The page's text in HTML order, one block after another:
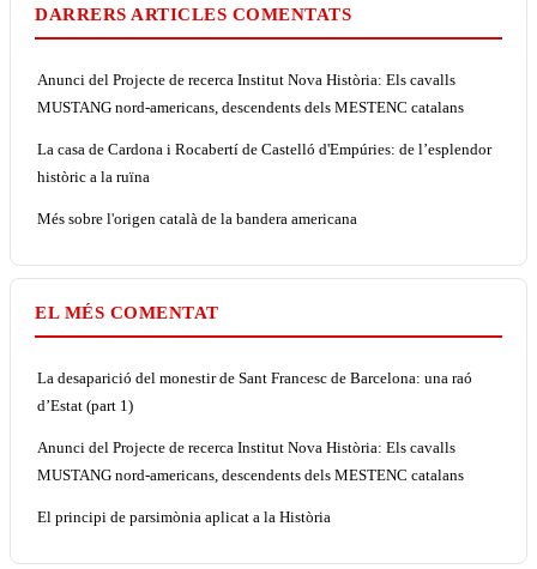
DARRERS ARTICLES COMENTATS
Anunci del Projecte de recerca Institut Nova Història: Els cavalls
MUSTANG nord-americans, descendents dels MESTENC catalans
La casa de Cardona i Rocabertí de Castelló d'Empúries: de l’esplendor
històric a la ruïna
Més sobre l'origen català de la bandera americana
EL MÉS COMENTAT
La desaparició del monestir de Sant Francesc de Barcelona: una raó
d’Estat (part 1)
Anunci del Projecte de recerca Institut Nova Història: Els cavalls
MUSTANG nord-americans, descendents dels MESTENC catalans
El principi de parsimònia aplicat a la Història